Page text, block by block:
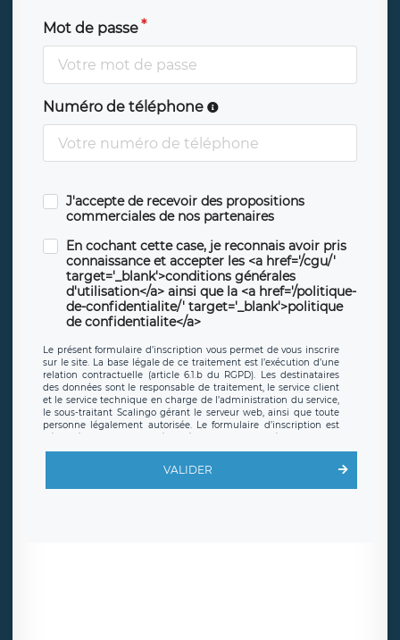
Mot de passe
Numéro de téléphone
J'accepte de recevoir des propositions
commerciales de nos partenaires
En cochant cette case, je reconnais avoir pris
connaissance et accepter les <a href='/cgu/'
target='_blank'>conditions générales
d'utilisation</a> ainsi que la <a href='/politique-
de-confidentialite/' target='_blank'>politique
de confidentialite</a>
Le présent formulaire d’inscription vous permet de vous inscrire
sur le site. La base légale de ce traitement est l’exécution d’une
relation contractuelle (article 6.1.b du RGPD). Les destinataires
des données sont le responsable de traitement, le service client
et le service technique en charge de l’administration du service,
le sous-traitant Scalingo gérant le serveur web, ainsi que toute
personne légalement autorisée. Le formulaire d’inscription est
offrant desclauses de protection conformes au RGPD. Les
en sollicite la suppression, étant entendu que vous pouvez
demander la suppression de vos données et retirer votre
VALIDER